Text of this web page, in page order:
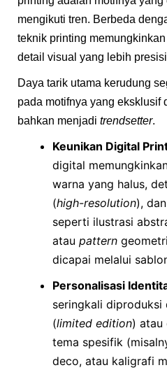
mengikuti tren. Berbeda
teknik printing
detail visual yang lebih
Daya tarik utama kerudung
pada motifnya yang eksklusif
bahkan menjadi trendsetter.
Keunikan Digital
digital
warna yang halus,
(high-resolution),
seperti ilustrasi
atau pattern
dicapai melalui
Personalisasi
seringkali diproduksi
(limited edition) atau
tema spesifik
deco, atau kaligrafi